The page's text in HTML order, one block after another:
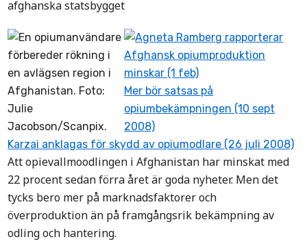
afghanska statsbygget
Agneta Ramberg rapporterar
Afghansk opiumproduktion
minskar (1 feb)
Mer bör satsas på
opiumbekämpningen (10 sept
2008)
Karzai anklagas för skydd av opiumodlare (26 juli 2008)
Att opievallmoodlingen i Afghanistan har minskat med
22 procent sedan förra året är goda nyheter. Men det
tycks bero mer på marknadsfaktorer och
överproduktion än på framgångsrik bekämpning av
odling och hantering.